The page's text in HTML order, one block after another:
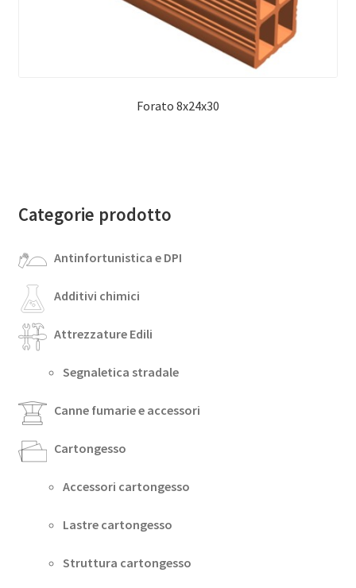
Forato 8x24x30
Categorie prodotto
Antinfortunistica e DPI
Additivi chimici
Attrezzature Edili
Segnaletica stradale
Canne fumarie e accessori
Cartongesso
Accessori cartongesso
Lastre cartongesso
Struttura cartongesso